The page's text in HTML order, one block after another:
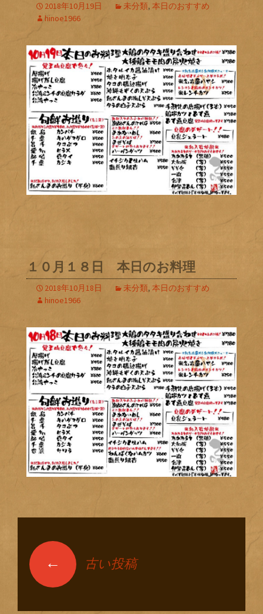
2018年10月19日 未分類, 本日のおすすめ
hinoe1966
１０月１８日 本日のお料理
2018年10月18日 未分類, 本日のおすすめ
hinoe1966
投稿ナビゲーショ
← 古い投稿